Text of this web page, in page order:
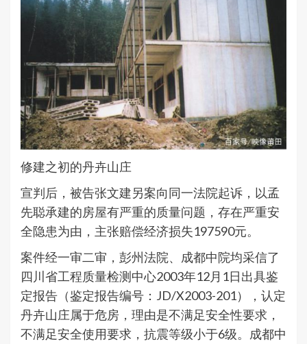
修建之初的丹卉山庄
宣判后，被告张文建另案向同一法院起诉，以孟
先聪承建的房屋有严重的质量问题，存在严重安
全隐患为由，主张赔偿经济损失197590元。
案件经一审二审，彭州法院、成都中院均采信了
四川省工程质量检测中心2003年12月1日出具鉴
定报告（鉴定报告编号：JD/X2003-201），认定
丹卉山庄属于危房，理由是不满足安全性要求，
不满足安全使用要求，抗震等级小于6级。成都中